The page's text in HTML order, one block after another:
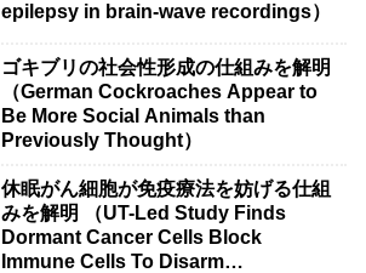
epilepsy in brain-wave recordings）
ゴキブリの社会性形成の仕組みを解明
（German Cockroaches Appear to
Be More Social Animals than
Previously Thought）
休眠がん細胞が免疫療法を妨げる仕組
みを解明 （UT-Led Study Finds
Dormant Cancer Cells Block
Immune Cells To Disarm